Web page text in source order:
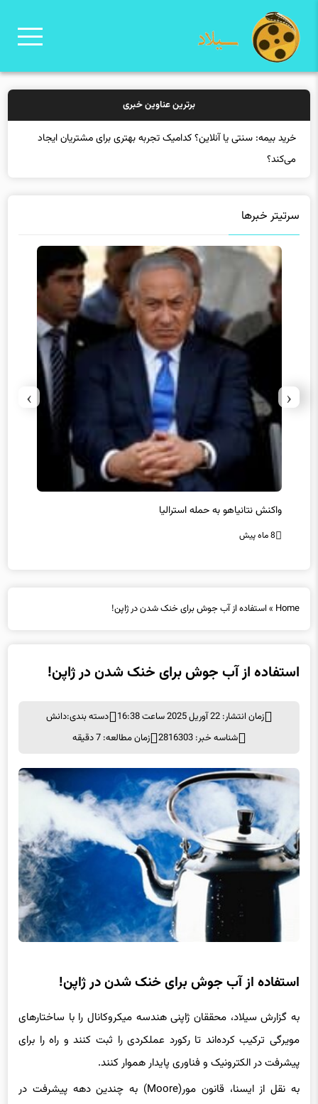
برترین عناوین خبری
خرید بیمه:
واکنش نتانیاهو به حمله استرالیا
8 ماه پیش
شناسه خبر: 2816303
زمان مطالعه: 7 دقیقه
مویرگی ترکیب کرده‌اند تا رکورد عملکردی را ثبت کنند و راه را برای
پیشرفت در الکترونیک و فناوری پایدار هموار کنند.
به نقل از ایسنا، قانون مور(Moore) به چندین دهه پیشرفت در
الکترونیک دامن زده است و تراشه‌ها را کوچکتر و قدرتمندتر می‌کند،